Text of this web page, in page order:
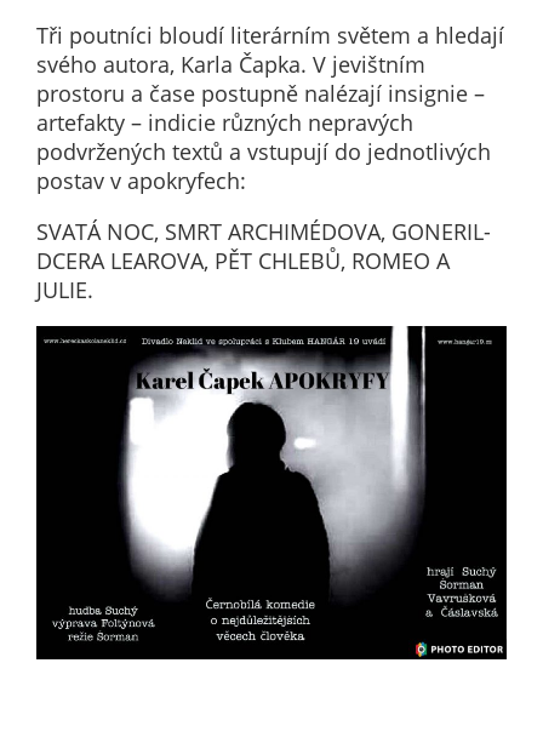
Tři poutníci bloudí literárním světem a hledají
svého autora, Karla Čapka. V jevištním
prostoru a čase postupně nalézají insignie –
artefakty – indicie různých nepravých
podvržených textů a vstupují do jednotlivých
postav v apokryfech:
SVATÁ NOC, SMRT ARCHIMÉDOVA, GONERIL-
DCERA LEAROVA, PĚT CHLEBŮ, ROMEO A
JULIE.
cookies
zpracováváme
souhrnně, bez
použití
identifikátorů,
na konkrétní
uživatelé
našeho webu.
vypnete
používání
analytických
cookies ve
vztahu k Vaší
návštěvě,
ztrácíme
možnost
analýzy
výkonu a